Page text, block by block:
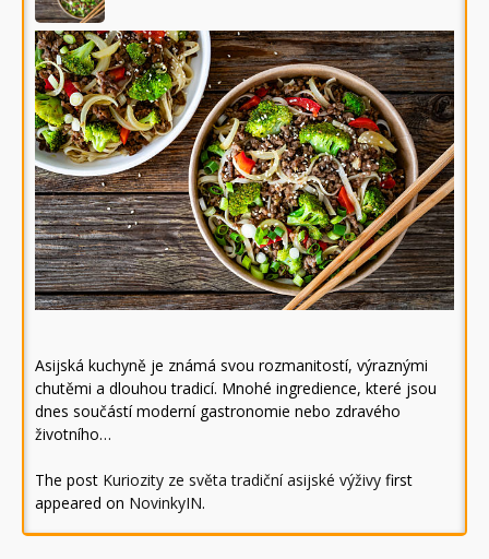
Asijská kuchyně je známá svou rozmanitostí, výraznými
chutěmi a dlouhou tradicí. Mnohé ingredience, které jsou
dnes součástí moderní gastronomie nebo zdravého
životního…
The post Kuriozity ze světa tradiční asijské výživy first
appeared on NovinkyIN.